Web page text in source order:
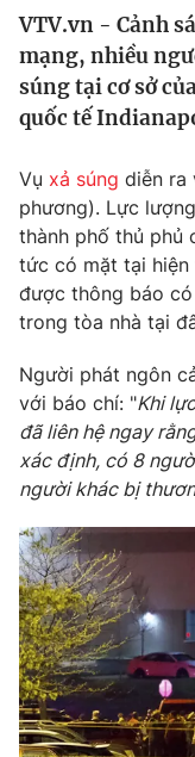
Tin tức
Thế giới đó đây
Câu chuyện quốc
Kinh tế
Tài chính
Góc doanh nghiệp
Dữ liệu và đời
Truyền hình
Phim VTV
Hậu trường
Nhân vật
Khán giả
Giải sao mai
Giải trí
Điện ảnh
Âm nhạc
Sao
Đời sống
Du lịch
Làm đẹp
Chất lượng cuộc
Giáo dục
Tuyển sinh
Học trực tuyến
Công nghệ
Hitech Công nghệ
Sản phẩm
Thị trường
Tư vấn
Giao lưu trực
Lịch phát sóng
Chuyên mục khác
Emagazine
VTV.vn - Cảnh
mạng, nhiều
súng tại cơ sở
quốc tế
Vụ xả súng diễn ra
phương). Lực
thành phố thủ phủ
tức có mặt tại hiện
được thông báo
trong tòa nhà tại
Người phát ngôn
với báo chí: "Khi
đã liên hệ ngay
xác định, có 8
người khác bị